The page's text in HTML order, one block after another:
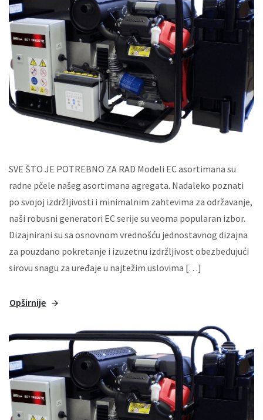
SVE ŠTO JE POTREBNO ZA RAD Modeli EC asortimana su
radne pčele našeg asortimana agregata. Nadaleko poznati
po svojoj izdržljivosti i minimalnim zahtevima za održavanje,
naši robusni generatori EC serije su veoma popularan izbor.
Dizajnirani su sa osnovnom vrednošću jednostavnog dizajna
za pouzdano pokretanje i izuzetnu izdržljivost obezbeđujući
sirovu snagu za uređaje u najtežim uslovima […]
Opširnije